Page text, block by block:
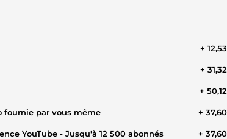
+
+
+
fournie par vous même +
YouTube - Jusqu'à 12 500 abonnés +